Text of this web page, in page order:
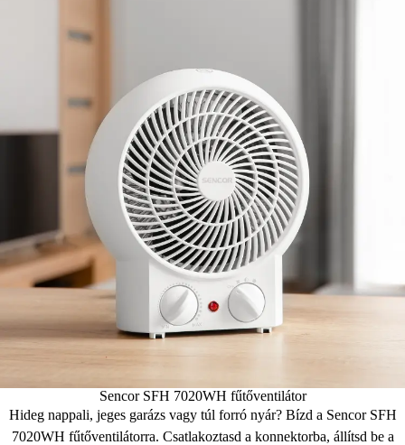
Sencor SFH 7020WH fűtőventilátor
Hideg nappali, jeges garázs vagy túl forró nyár? Bízd a Sencor SFH
7020WH fűtőventilátorra. Csatlakoztasd a konnektorba, állítsd be a